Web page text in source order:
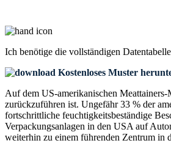
Ich benötige die vollständigen
Kostenloses Muster
Auf dem US-amerikanischen
zurückzuführen ist. Ungefähr 33 % der
fortschrittliche feuchtigkeitsbeständige
Verpackungsanlagen in den USA auf
weiterhin zu einem führenden Zentrum in